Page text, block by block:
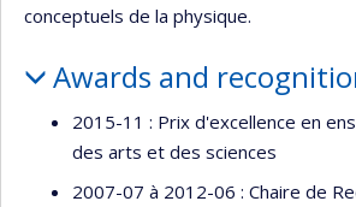
conceptuels de la physique.
Awards and
2015-11 : Prix d'excellence en
des arts et des sciences
2007-07 à 2012-06 : Chaire de